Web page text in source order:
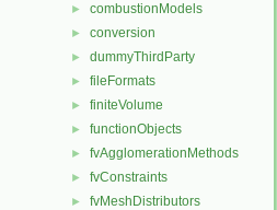
► combustionModels
► conversion
► dummyThirdParty
► fileFormats
► finiteVolume
► functionObjects
► fvAgglomerationMethods
► fvConstraints
► fvMeshDistributors